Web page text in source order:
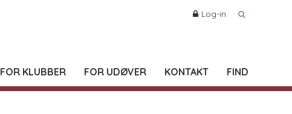
Log-in
FOR KLUBBER FOR UDØVER KONTAKT FIND